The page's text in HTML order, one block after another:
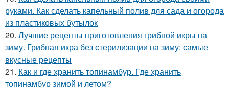
руками. Как сделать капельный полив для сада и огорода
из пластиковых бутылок
20. Лучшие рецепты приготовления грибной икры на
зиму. Грибная икра без стерилизации на зиму: самые
вкусные рецепты
21. Как и где хранить топинамбур. Где хранить
топинамбур зимой и летом?